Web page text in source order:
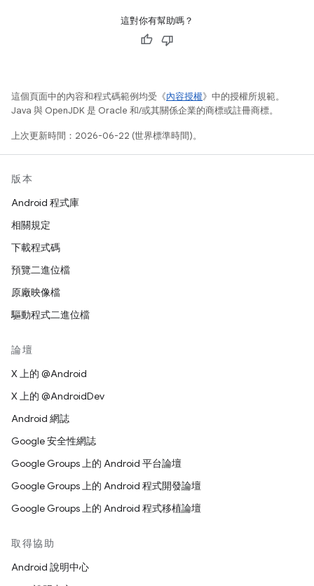
這對你有幫助嗎？
這個頁面中的內容和程式碼範例均受《內容授權》中的授權所規範。
Java 與 OpenJDK 是 Oracle 和/或其關係企業的商標或註冊商標。
上次更新時間：2026-06-22 (世界標準時間)。
版本
Android 程式庫
相關規定
下載程式碼
預覽二進位檔
原廠映像檔
驅動程式二進位檔
論壇
X 上的 @Android
X 上的 @AndroidDev
Android 網誌
Google 安全性網誌
Google Groups 上的 Android 平台論壇
Google Groups 上的 Android 程式開發論壇
Google Groups 上的 Android 程式移植論壇
取得協助
Android 說明中心